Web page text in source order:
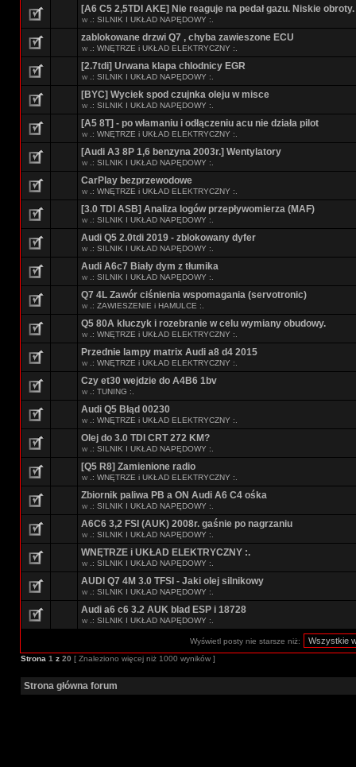
[A6 C5 2,5TDI AKE] Nie reaguje na pedał gazu. Niskie obroty.
w .: SILNIK I UKŁAD NAPĘDOWY :.
zablokowane drzwi Q7 , chyba zawieszone ECU
w .: WNĘTRZE i UKŁAD ELEKTRYCZNY :.
[2.7tdi] Urwana klapa chlodnicy EGR
w .: SILNIK I UKŁAD NAPĘDOWY :.
[BYC] Wyciek spod czujnka oleju w misce
w .: SILNIK I UKŁAD NAPĘDOWY :.
[A5 8T] - po włamaniu i odłączeniu acu nie działa pilot
w .: WNĘTRZE i UKŁAD ELEKTRYCZNY :.
[Audi A3 8P 1,6 benzyna 2003r.] Wentylatory
w .: SILNIK I UKŁAD NAPĘDOWY :.
CarPlay bezprzewodowe
w .: WNĘTRZE i UKŁAD ELEKTRYCZNY :.
[3.0 TDI ASB] Analiza logów przepływomierza (MAF)
w .: SILNIK I UKŁAD NAPĘDOWY :.
Audi Q5 2.0tdi 2019 - zblokowany dyfer
w .: SILNIK I UKŁAD NAPĘDOWY :.
Audi A6c7 Biały dym z tłumika
w .: SILNIK I UKŁAD NAPĘDOWY :.
Q7 4L Zawór ciśnienia wspomagania (servotronic)
w .: ZAWIESZENIE i HAMULCE :.
Q5 80A kluczyk i rozebranie w celu wymiany obudowy.
w .: WNĘTRZE i UKŁAD ELEKTRYCZNY :.
Przednie lampy matrix Audi a8 d4 2015
w .: WNĘTRZE i UKŁAD ELEKTRYCZNY :.
Czy et30 wejdzie do A4B6 1bv
w .: TUNING :.
Audi Q5 Błąd 00230
w .: WNĘTRZE i UKŁAD ELEKTRYCZNY :.
Olej do 3.0 TDI CRT 272 KM?
w .: SILNIK I UKŁAD NAPĘDOWY :.
[Q5 R8] Zamienione radio
w .: WNĘTRZE i UKŁAD ELEKTRYCZNY :.
Zbiornik paliwa PB a ON Audi A6 C4 ośka
w .: SILNIK I UKŁAD NAPĘDOWY :.
A6C6 3,2 FSI (AUK) 2008r. gaśnie po nagrzaniu
w .: SILNIK I UKŁAD NAPĘDOWY :.
WNĘTRZE i UKŁAD ELEKTRYCZNY :.
w .: SILNIK I UKŁAD NAPĘDOWY :.
AUDI Q7 4M 3.0 TFSI - Jaki olej silnikowy
w .: SILNIK I UKŁAD NAPĘDOWY :.
Audi a6 c6 3.2 AUK blad ESP i 18728
w .: SILNIK I UKŁAD NAPĘDOWY :.
Wyświetl posty nie starsze niż:
Strona 1 z 20 [ Znaleziono więcej niż 1000 wyników ]
Strona główna forum